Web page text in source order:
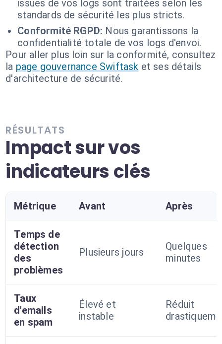
issues de vos logs sont traitées selon les
standards de sécurité les plus stricts.
Conformité RGPD: Nous garantissons la
confidentialité totale de vos logs d'envoi.
Pour aller plus loin sur la conformité, consultez
la page gouvernance Swiftask et ses détails
d'architecture de sécurité.
RÉSULTATS
Impact sur vos
indicateurs clés
Métrique Avant Après
Temps de
détection
des
problèmes
Plusieurs jours
Quelques
minutes
Taux
d'emails
en spam
Élevé et
instable
Réduit